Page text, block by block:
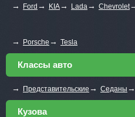
→ Ford → KIA→ Lada→ Chevrolet
→ Porsche → Tesla
Классы авто
→ Представительские → Седаны →
Кузова